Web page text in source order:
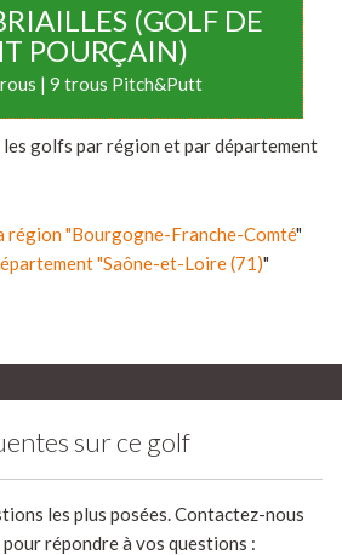
(GOLF DE
POURÇAIN)
| 9 trous Pitch&Putt
golfs par région et par département
région "Bourgogne-Franche-Comté"
"Saône-et-Loire (71)"
sur ce golf
les plus posées. Contactez-nous
répondre à vos questions :